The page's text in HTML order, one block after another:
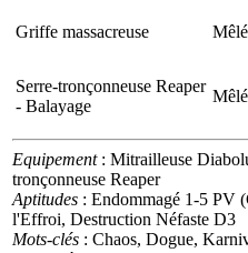
Griffe massacreuse
Serre-tronçonneuse Reaper
- Balayage
Equipement: Mitrailleuse
tronçonneuse Reaper
Aptitudes : Endommagé 1-5 PV
l'Effroi, Destruction Néfaste D3
Mots-clés : Chaos, Dogue,